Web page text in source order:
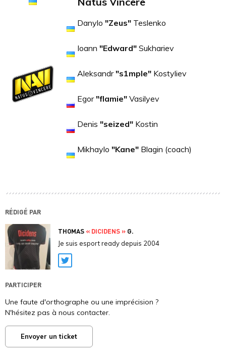
Danylo "Zeus" Teslenko
Ioann "Edward" Sukhariev
Aleksandr"s1mple" Kostyliev
Egor"flamie" Vasilyev
Denis "seized" Kostin
Mikhaylo "Kane" Blagin (coach)
RÉDIGÉ PAR
THOMAS « DICIDENS » G.
Je suis esport ready depuis 2004
Twitter
PARTICIPER
Une faute d'orthographe ou une imprécision ?
N'hésitez pas à nous contacter.
Envoyer un ticket